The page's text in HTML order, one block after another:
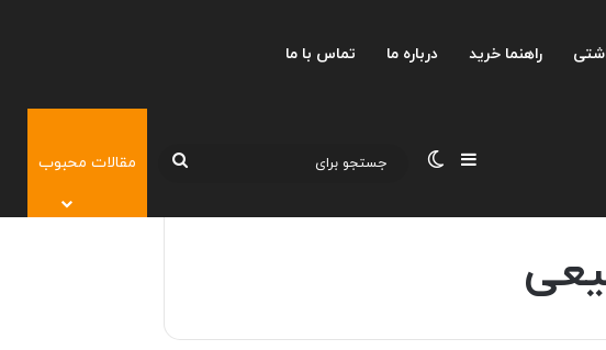
راهنما خرید درباره ما تماس با ما
نوارکناریتغییر پوسته
جستجومقالات محبوب